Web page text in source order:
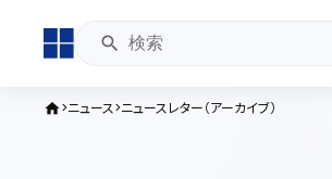
home ニュース ニュースレター（アーカイブ）